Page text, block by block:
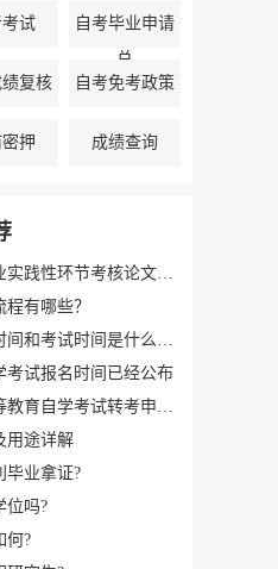
印时间入口汇
总
考试 自考毕业申请
办理汇总
绩复核
总
自考免考政策
汇总
押 成绩查询
2026年云南自考各专业实践性环节考核论文答辩联系方式
有哪些？
考试报名时间已经公布
用途详解
毕业拿证?
位吗?
何?